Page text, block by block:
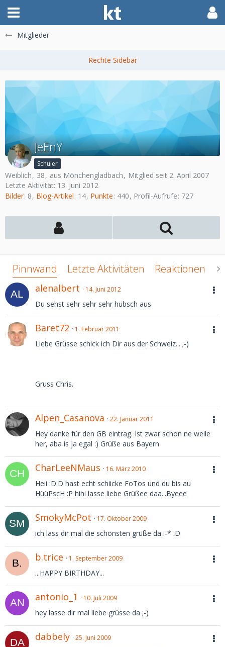
Mitglieder
JeEnY
Schüler
Weiblich 38 aus Mönchengladbach
Mitglied seit 2. April 2007
Letzte Aktivität: 13. Juni 2012
Bilder 8 Blog-Artikel 14 Punkte 440 Profil-Aufrufe 727
Pinnwand Letzte Aktivitäten Reaktionen
alenalbert 14. Juni 2012
Du sehst sehr sehr sehr hübsch aus
Baret72 1. Februar 2011
Liebe Grüsse schick ich Dir aus der Schweiz... ;-)
Gruss Chris.
Alpen_Casanova 22. Januar 2011
Hey danke für den GB eintrag. Ist zwar schon ne weile
her, aba is ja egal :) Grüße aus Bayern
CharLeeNMaus 16. März 2010
Heii :D:D hast echt schiicke FoTos und du bis au
HüüPscH :P hihi lasse liebe Grüßee daa...Byeee
SmokyMcPot 17. Oktober 2009
ich lass dir mal die schönsten grüße da :-* :D
b.trice 1. September 2009
...HAPPY BIRTHDAY...
antonio_1 10. Juli 2009
hey lasse dir mal liebe grüsse da ;-)
dabbely 25. Juni 2009